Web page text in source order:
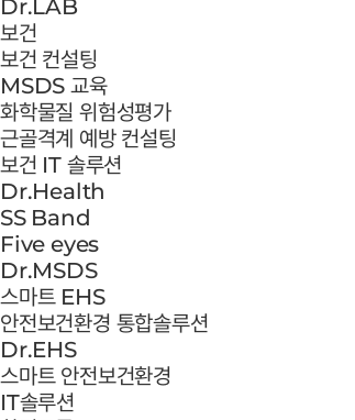
Dr.LAB
보건
보건 컨설팅
MSDS 교육
화학물질 위험성평가
근골격계 예방 컨설팅
보건 IT 솔루션
Dr.Health
SS Band
Five eyes
Dr.MSDS
스마트 EHS
안전보건환경 통합솔루션
Dr.EHS
스마트 안전보건환경
IT솔루션